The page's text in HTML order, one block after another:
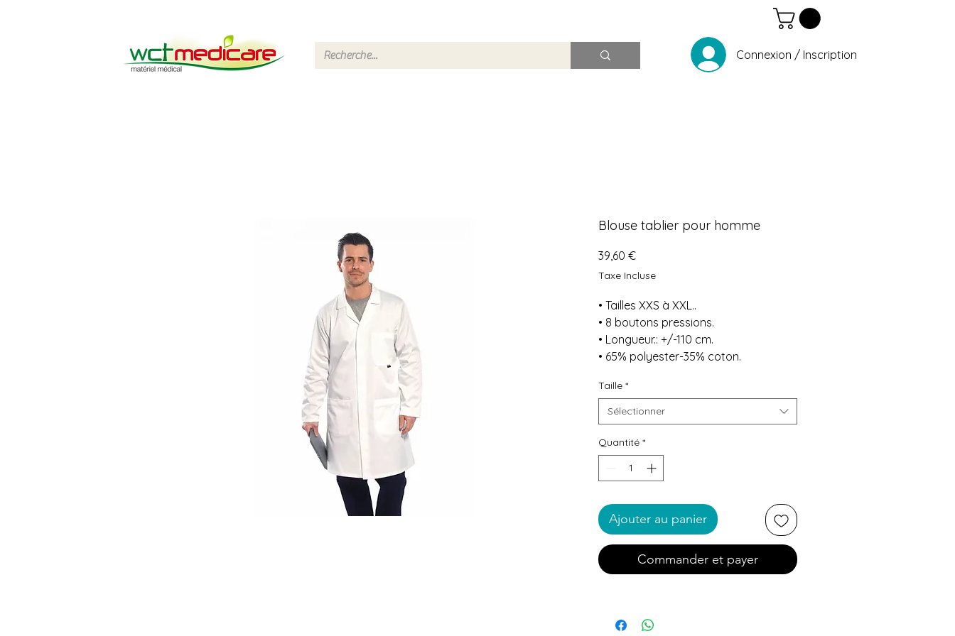
Connexion / Inscription
Blouse tablier pour homme
39,60 €Prix
Taxe Incluse
• Tailles XXS à XXL..
• 8 boutons pressions.
• Longueur.: +/-110 cm.
• 65% polyester-35% coton.
Taille *
Sélectionner
Quantité *
Ajouter au panier
Commander et payer